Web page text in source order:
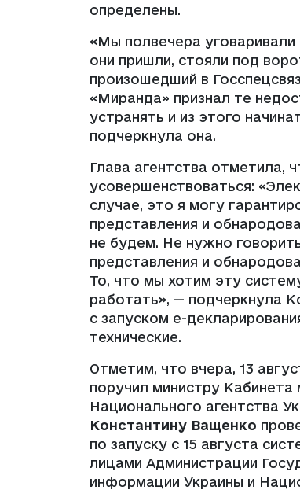
определены.
«Мы полвечера уговаривали
они пришли, стояли под
произошедший в
«Миранда» признал те
устранять и из этого
подчеркнула она.
Глава агентства отметила,
усовершенствоваться:
случае, это я могу
представления и
не будем. Не нужно
представления и
То, что мы хотим эту
работать», — подчеркнула
с запуском е-
технические.
Отметим, что вчера, 13
поручил министру Кабинета
Национального агентства
Константину Ващенко
по запуску с 15 августа
лицами Администрации
информации Украины и